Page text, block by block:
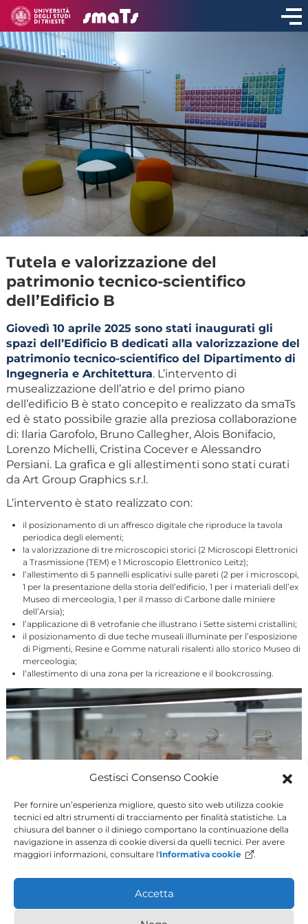
Gestisci Consenso Cookie
Per fornire un’esperienza migliore, questo sito web utilizza cookie
tecnici ed altri strumenti di tracciamento per finalità statistiche. La
chiusura del banner o il diniego comportano la continuazione della
navigazione in assenza di cookie diversi da quelli tecnici. Per avere
maggiori informazioni, consultare l'Informativa cookie .
Accetta
CONDIVIDI
Tutela e valorizzazione del
patrimonio tecnico-scientifico
dell’Edificio B
Giovedì 10 aprile 2025 sono stati inaugurati gli
spazi dell’Edificio B dedicati alla valorizzazione del
patrimonio tecnico-scientifico del Dipartimento di
Ingegneria e Architettura. L’intervento di
musealizzazione dell’atrio e del primo piano
dell’edificio B è stato concepito e realizzato da smaTs
ed è stato possibile grazie alla preziosa collaborazione
di: Ilaria Garofolo, Bruno Callegher, Alois Bonifacio,
Lorenzo Michelli, Cristina Cocever e Alessandro
Persiani. La grafica e gli allestimenti sono stati curati
da Art Group Graphics s.r.l.
L’intervento è stato realizzato con:
il posizionamento di un affresco digitale che riproduce la tavola
periodica degli elementi;
la valorizzazione di tre microscopici storici (2 Microscopi Elettronici
a Trasmissione (TEM) e 1 Microscopio Elettronico Leitz);
l’allestimento di 5 pannelli esplicativi sulle pareti (2 per i microscopi,
1 per la presentazione della storia dell’edificio, 1 per i materiali dell’ex
Museo di merceologia, 1 per il masso di Carbone dalle miniere
dell’Arsia);
l’applicazione di 8 vetrofanie che illustrano i Sette sistemi cristallini;
il posizionamento di due teche museali illuminate per l’esposizione
di Pigmenti, Resine e Gomme naturali risalenti allo storico Museo di
merceologia;
l’allestimento di una zona per la ricreazione e il bookcrossing.